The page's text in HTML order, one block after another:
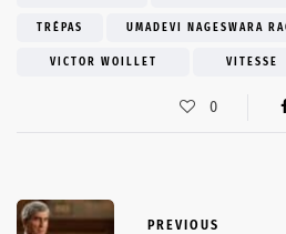
TRÉPAS UMADEVI NAGESWARA
VICTOR WOILLET VITESSE
0
PREVIOUS